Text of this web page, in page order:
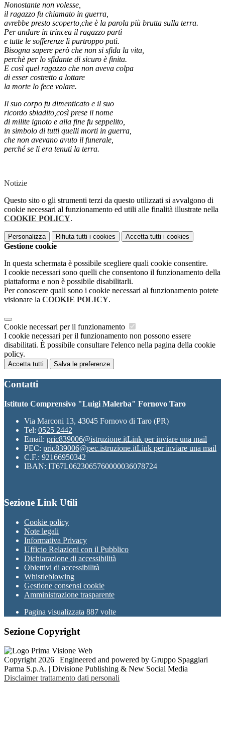
Nonostante non volesse,
il ragazzo fu chiamato in guerra,
avrebbe presto scoperto,che è la parola più brutta sulla terra.
Per andare in trincea il ragazzo partì
e tutte le sofferenze lì purtroppo patì.
Bisogna sapere però che non si sfida la vita,
perchè per lo sfidante di sicuro è finita.
E così quel ragazzo che non aveva colpa
di esser costretto a lottare
la morte lo fece volare.
Il suo corpo fu dimenticato e il suo
ricordo sbiadito,così prese il nome
di milite ignoto e alla fine fu seppelito,
in simbolo di tutti quelli morti in guerra,
che non avevano avuto il funerale,
perché se li era tenuti la terra.
Notizie
Questo sito o gli strumenti terzi da questo utilizzati si avvalgono di
cookie necessari al funzionamento ed utili alle finalità illustrate nella
COOKIE POLICY.
Personalizza Rifiuta tutti i cookies Accetta tutti i cookies
Gestione cookie
In questa schermata è possibile scegliere quali cookie consentire.
I cookie necessari sono quelli che consentono il funzionamento della
piattaforma e non è possibile disabilitarli.
Per conoscere quali sono i cookie necessari al funzionamento potete
visionare la COOKIE POLICY.
Cookie necessari per il funzionamento
I cookie necessari per il funzionamento non possono essere
disabilitati. È possibile consultare l'elenco nella pagina della cookie
policy.
Accetta tutti Salva le preferenze
Contatti
Istituto Comprensivo "Luigi Malerba" Fornovo Taro
Via Marconi 13, 43045 Fornovo di Taro (PR)
Tel: 0525 2442
Email: pric839006@istruzione.itLink per inviare una mail
PEC: pric839006@pec.istruzione.itLink per inviare una mail
C.F.: 92166950342
IBAN: IT67L0623065760000036078724
Sezione Link Utili
Cookie policy
Note legali
Informativa Privacy
Ufficio Relazioni con il Pubblico
Dichiarazione di accessibilità
Obiettivi di accessibilità
Whistleblowing
Gestione consensi cookie
Amministrazione trasparente
Pagina visualizzata 887 volte
Sezione Copyright
Copyright 2026 | Engineered and powered by Gruppo Spaggiari
Parma S.p.A. | Divisione Publishing & New Social Media
Disclaimer trattamento dati personali